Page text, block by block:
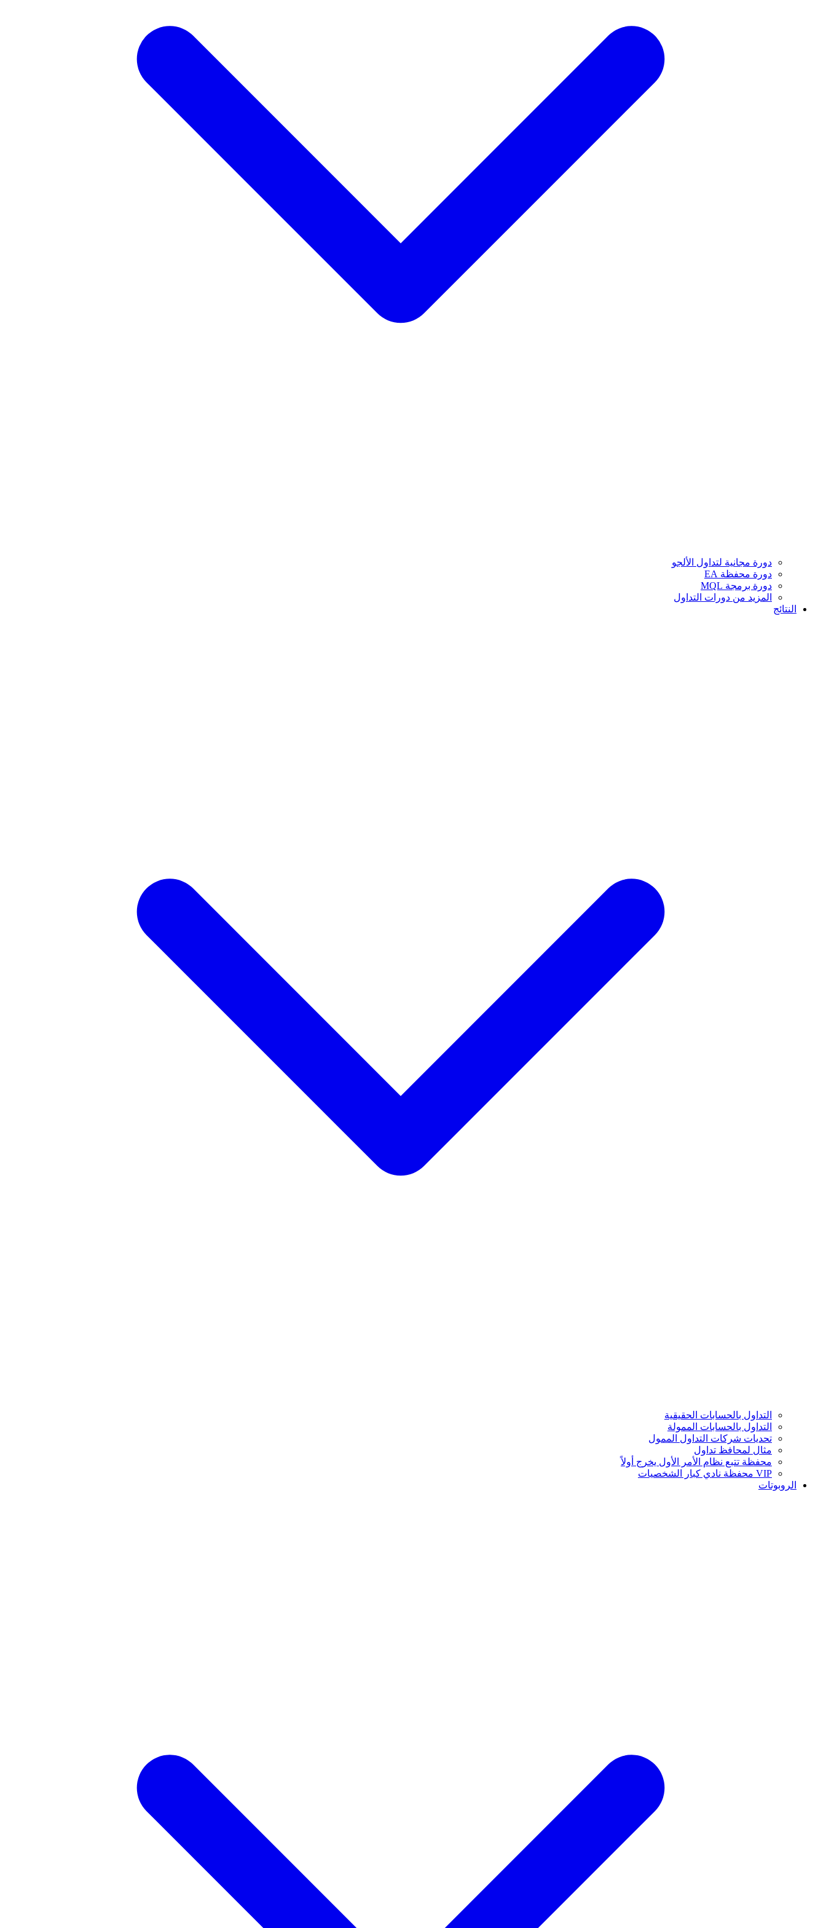
دورة مجانية لتداول الألجو
دورة محفظة EA
دورة برمجة MQL
المزيد من دورات التداول
النتائج
التداول بالحسابات الحقيقية
التداول بالحسابات الممولة
تحديات شركات التداول الممول
مثال لمحافظ تداول
محفظة تتبع نظام الأمر الأول يخرج أولاً
VIP محفظة نادي كبار الشخصيات
الروبوتات